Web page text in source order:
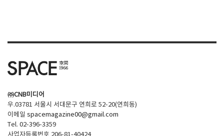
㈜CNB미디어
우.03781 서울시 서대문구 연희로 52-20(연희동)
이메일 spacemagazine00@gmail.com
Tel. 02-396-3359